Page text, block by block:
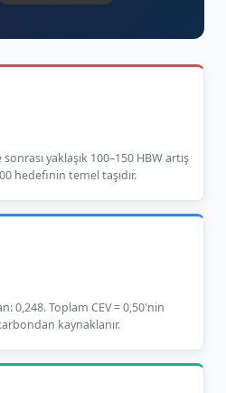
yaklaşık 100–150 HBW artış
hedefinin temel taşıdır.
0,248. Toplam CEV = 0,50'nin
kaynaklanır.